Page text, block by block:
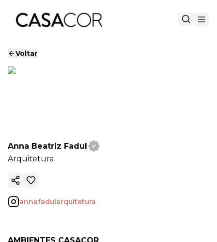
Voltar
Anna Beatriz Fadul
Arquitetura
Copiar link
annafadularquitetura